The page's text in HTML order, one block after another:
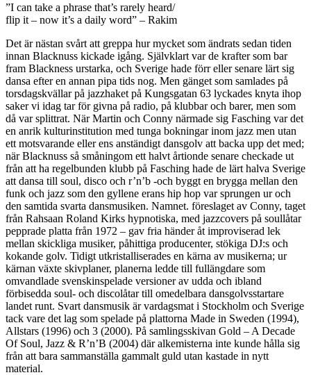
”I can take a phrase that’s rarely heard/
flip it – now it’s a daily word” – Rakim
Det är nästan svårt att greppa hur mycket som ändrats sedan tiden
innan Blacknuss kickade igång. Självklart var de krafter som bar
fram Blackness urstarka, och Sverige hade förr eller senare lärt sig
dansa efter en annan pipa tids nog. Men gänget som samlades på
torsdagskvällar på jazzhaket på Kungsgatan 63 lyckades knyta ihop
saker vi idag tar för givna på radio, på klubbar och barer, men som
då var splittrat. När Martin och Conny närmade sig Fasching var det
en anrik kulturinstitution med tunga bokningar inom jazz men utan
ett motsvarande eller ens anständigt dansgolv att backa upp det med;
när Blacknuss så småningom ett halvt årtionde senare checkade ut
från att ha regelbunden klubb på Fasching hade de lärt halva Sverige
att dansa till soul, disco och r’n’b -och byggt en brygga mellan den
funk och jazz som den gyllene erans hip hop var sprungen ur och
den samtida svarta dansmusiken. Namnet. föreslaget av Conny, taget
från Rahsaan Roland Kirks hypnotiska, med jazzcovers på soullåtar
pepprade platta från 1972 – gav fria händer åt improviserad lek
mellan skickliga musiker, påhittiga producenter, stökiga DJ:s och
kokande golv. Tidigt utkristalliserades en kärna av musikerna; ur
kärnan växte skivplaner, planerna ledde till fullängdare som
omvandlade svenskinspelade versioner av udda och ibland
förbisedda soul- och discolåtar till omedelbara dansgolvsstartare
landet runt. Svart dansmusik är vardagsmat i Stockholm och Sverige
tack vare det lag som spelade på plattorna Made in Sweden (1994),
Allstars (1996) och 3 (2000). På samlingsskivan Gold – A Decade
Of Soul, Jazz & R’n’B (2004) där alkemisterna inte kunde hålla sig
från att bara sammanställa gammalt guld utan kastade in nytt
material.